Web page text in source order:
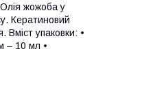
жожоба у
Кератиновий
упаковки: •
– 10 мл •